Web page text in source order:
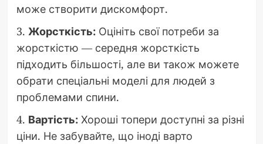
може створити дискомфорт.
3. Жорсткість:Оцініть свої потреби за
жорсткістю — середня жорсткість
підходить більшості, але ви також можете
обрати спеціальні моделі для людей з
проблемами спини.
4. Вартість:Хороші топери доступні за різні
ціни. Не забувайте, що іноді варто